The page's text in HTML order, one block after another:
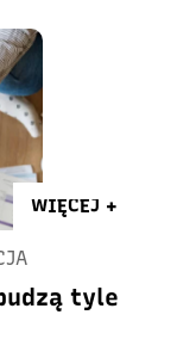
WIĘCEJ +
tyle